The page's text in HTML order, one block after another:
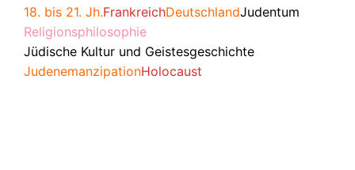
18. bis 21. Jh.FrankreichDeutschlandJudentum
Religionsphilosophie
Jüdische Kultur und Geistesgeschichte
JudenemanzipationHolocaust